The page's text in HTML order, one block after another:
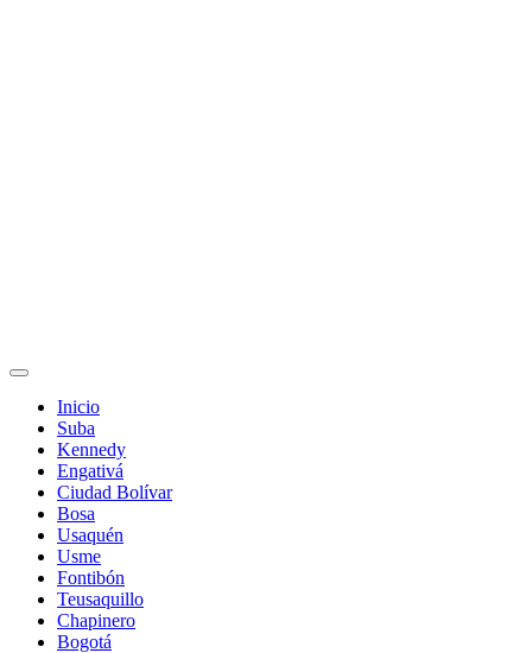
Inicio
Suba
Kennedy
Engativá
Ciudad Bolívar
Bosa
Usaquén
Usme
Fontibón
Teusaquillo
Chapinero
Bogotá